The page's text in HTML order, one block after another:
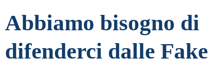
Abbiamo bisogno di
difenderci dalle Fake